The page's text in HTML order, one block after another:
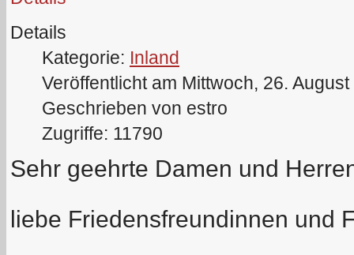
Details
Kategorie: Inland
Veröffentlicht am Mittwoch, 26.
Geschrieben von estro
Zugriffe: 11790
Sehr geehrte Damen und
liebe Friedensfreundinnen und